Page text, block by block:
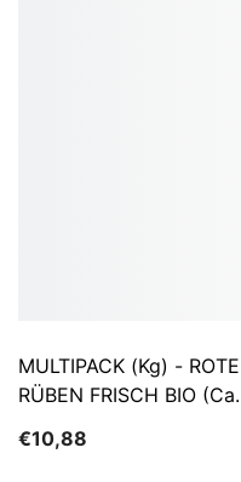
MULTIPACK (kg) - ROTE
RÜBEN FRISCH BIO
€10,88